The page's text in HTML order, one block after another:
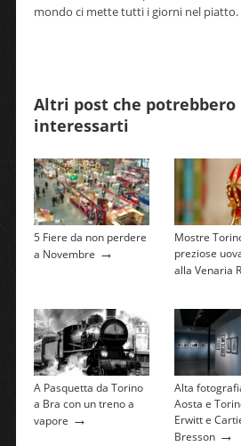
mondo ci mette tutti i giorni nel piatto.
Altri post che potrebbero
interessarti
5 Fiere da non perdere
a Novembre →
Mostre
preziose
alla Venaria
A Pasquetta da Torino
a Bra con un treno a
vapore →
Alta
Aosta e
Erwitt e
Bresson→